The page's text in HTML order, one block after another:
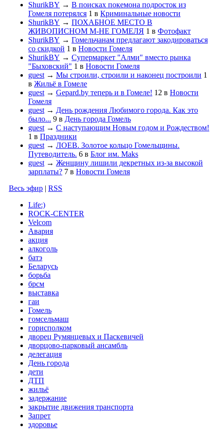
ShurikBY → В поисках покемона подросток из
Гомеля потерялся 1 в Криминальные новости
ShurikBY → ПОХАБНОЕ МЕСТО В
ЖИВОПИСНОМ М-НЕ ГОМЕЛЯ 1 в Фотофакт
ShurikBY → Гомельчанам предлагают закодироваться
со скидкой 1 в Новости Гомеля
ShurikBY → Супермаркет "Алми" вместо рынка
"Быховский" 1 в Новости Гомеля
guest → Мы строили, строили и наконец построили 1
в Жильё в Гомеле
guest → Gepard.by теперь и в Гомеле! 12 в Новости
Гомеля
guest → День рождения Любимого города. Как это
было... 9 в День города Гомель
guest → С наступающим Новым годом и Рождеством!
1 в Праздники
guest → ЛОЕВ. Золотое кольцо Гомельщины.
Путеводитель. 6 в Блог им. Maks
guest → Женщину лишили декретных из-за высокой
зарплаты? 7 в Новости Гомеля
Весь эфир | RSS
Life:)
ROCK-CENTER
Velcom
Авария
акция
алкоголь
батэ
Беларусь
борьба
брсм
выставка
гаи
Гомель
гомсельмаш
горисполком
дворец Румянцевых и Паскевичей
дворцово-парковый ансамбль
делегация
День города
дети
ДТП
жильё
задержание
закрытие движения транспорта
Запрет
здоровье